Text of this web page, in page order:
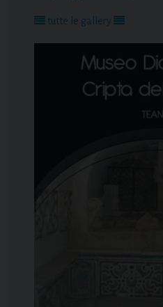
tutte le gallery